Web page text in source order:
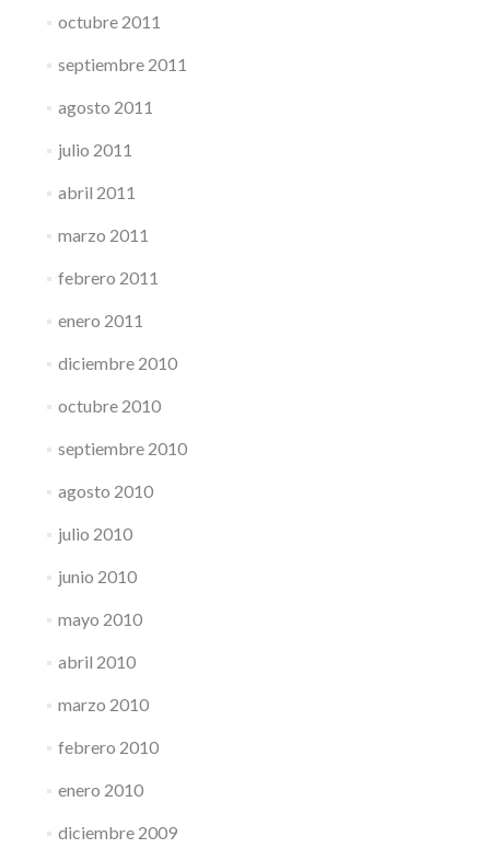
octubre 2011
septiembre 2011
agosto 2011
julio 2011
abril 2011
marzo 2011
febrero 2011
enero 2011
diciembre 2010
octubre 2010
septiembre 2010
agosto 2010
julio 2010
junio 2010
mayo 2010
abril 2010
marzo 2010
febrero 2010
enero 2010
diciembre 2009